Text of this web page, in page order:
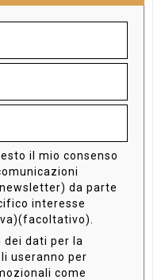
il mio consenso
da parte
interesse
dati per la
useranno per
come